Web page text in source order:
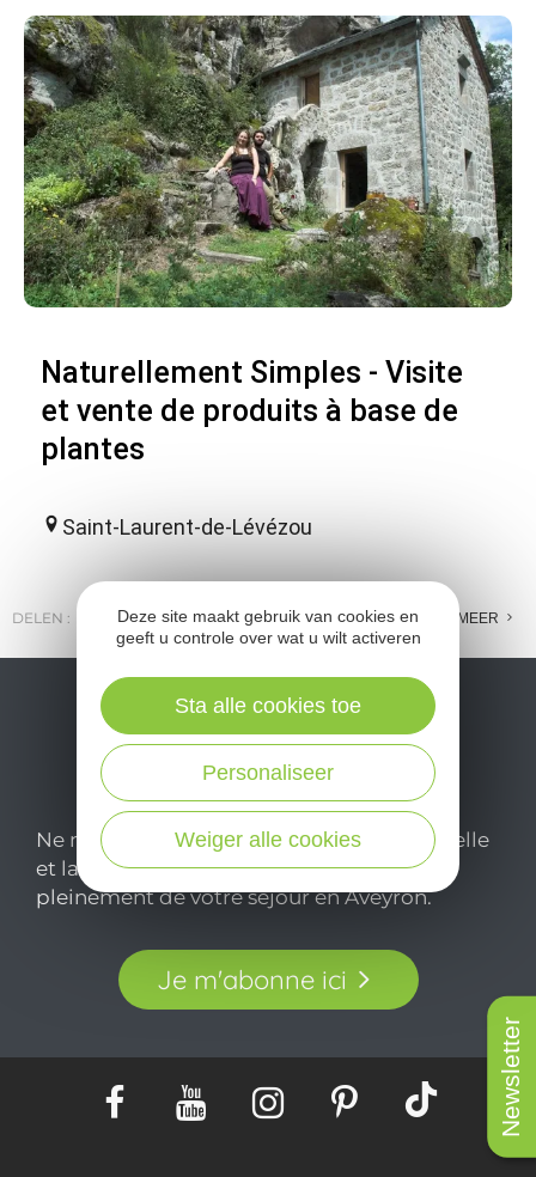
Newsletter
Naturellement Simples - Visite
et vente de produits à base de
plantes
Saint-Laurent-de-Lévézou
DELEN : E-MAIL MESSENGER FACEBOOK MEER
Ne manquez pas notre newsletter mensuelle
et laissez-vous inspirer pour profiter
pleinement de votre séjour en Aveyron.
Je m'abonne ici
Deze site maakt gebruik van cookies en
geeft u controle over wat u wilt activeren
Weiger alle cookies
Personaliseer
Sta alle cookies toe